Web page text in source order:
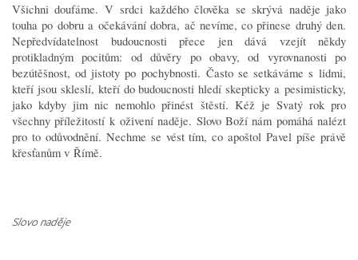
Všichni doufáme. V srdci každého člověka se skrývá naděje jako
touha po dobru a očekávání dobra, ač nevíme, co přinese druhý den.
Nepředvídatelnost budoucnosti přece jen dává vzejít někdy
protikladným pocitům: od důvěry po obavy, od vyrovnanosti po
bezútěšnost, od jistoty po pochybnosti. Často se setkáváme s lidmi,
kteří jsou skleslí, kteří do budoucnosti hledí skepticky a pesimisticky,
jako kdyby jim nic nemohlo přinést štěstí. Kéž je Svatý rok pro
všechny příležitostí k oživení naděje. Slovo Boží nám pomáhá nalézt
pro to odůvodnění. Nechme se vést tím, co apoštol Pavel píše právě
křesťanům v Římě.
Slovo naděje